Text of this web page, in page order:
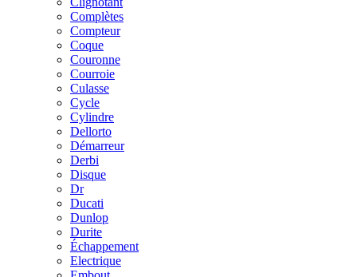
Complètes
Compteur
Coque
Couronne
Courroie
Culasse
Cycle
Cylindre
Dellorto
Démarreur
Derbi
Disque
Dr
Ducati
Dunlop
Durite
Échappement
Electrique